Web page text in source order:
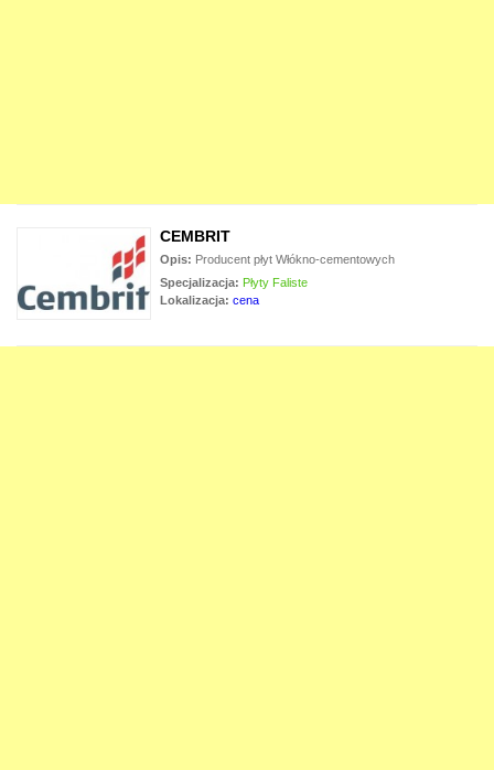
CEMBRIT
Opis: Producent płyt Włókno-cementowych
Specjalizacja: Płyty Faliste
Lokalizacja: cena